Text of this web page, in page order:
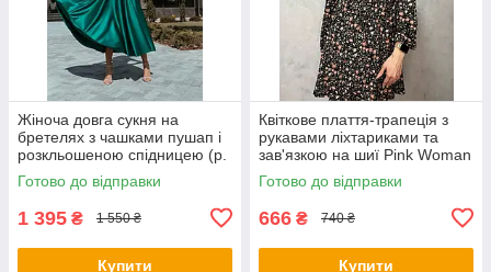
Жіноча довга сукня на
бретелях з чашками пушап і
розкльошеною спідницею (р.
44) 66py6043Qr
Готово до відправки
1 395 ₴ 1 550 ₴
Купити
Квіткове плаття-трапеція з
рукавами ліхтариками та
зав'язкою на шиї Pink Woman
(р. 42-44) 1035205r
Готово до відправки
666 ₴ 740 ₴
Купити